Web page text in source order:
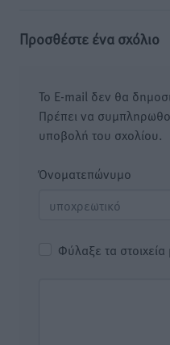
Προσθέστε ένα σχόλιο
Το E-mail δεν θα
Πρέπει να
υποβολή του σχολίου.
Όνοματεπώνυμο
Φύλαξε τα